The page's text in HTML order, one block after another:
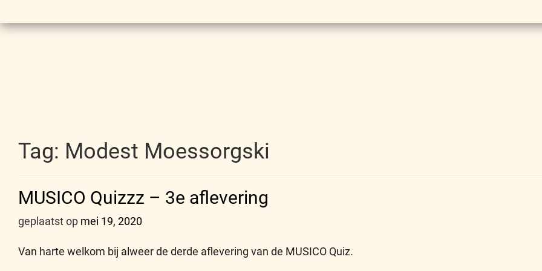
Tag: Modest Moessorgski
MUSICO Quizzz – 3e aflevering
geplaatst op mei 19, 2020
Van harte welkom bij alweer de derde aflevering van de MUSICO Quiz.